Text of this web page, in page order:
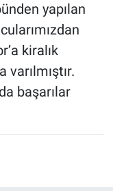
yapılan
kiralık
başarılar